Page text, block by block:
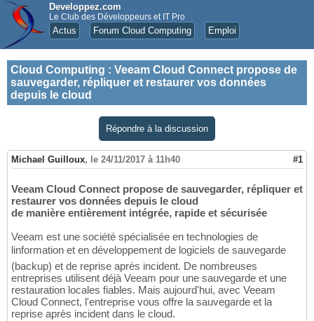
Developpez.com
Le Club des Développeurs et IT Pro
Actus Forum Cloud Computing Emploi
Cloud Computing : Veeam Cloud Connect propose de
sauvegarder, répliquer et restaurer vos données
depuis le cloud
Répondre à la discussion
Michael Guilloux, le 24/11/2017 à 11h40 #1
Veeam Cloud Connect propose de sauvegarder, répliquer et
restaurer vos données depuis le cloud
de manière entièrement intégrée, rapide et sécurisée
Veeam est une société spécialisée en technologies de
linformation et en développement de logiciels de sauvegarde
(backup) et de reprise après incident. De nombreuses
entreprises utilisent déjà Veeam pour une sauvegarde et une
restauration locales fiables. Mais aujourd'hui, avec Veeam
Cloud Connect, l'entreprise vous offre la sauvegarde et la
reprise après incident dans le cloud.